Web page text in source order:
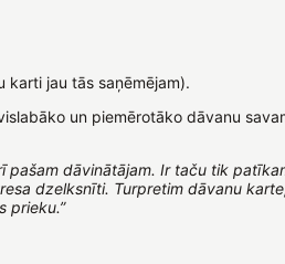
karti jau tās saņēmējam).
un piemērotāko dāvanu
pašam dāvinātājam. Ir taču tik
dzelksnīti. Turpretim dāvanu
prieku.”